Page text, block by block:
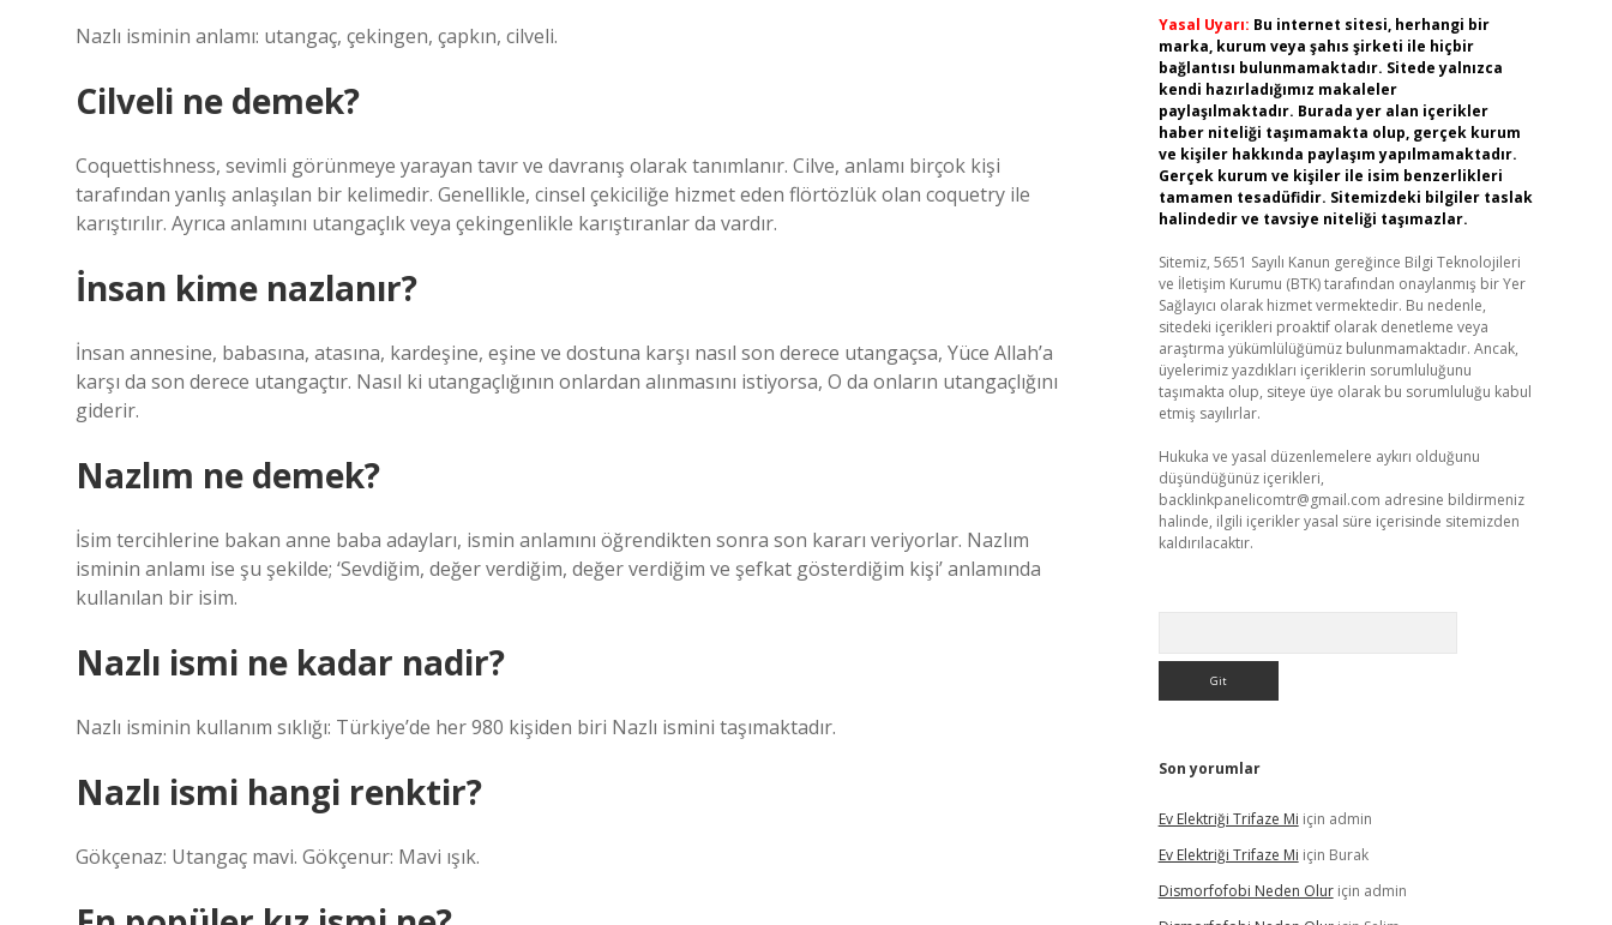
Nazlı isminin anlamı: utangaç, çekingen, çapkın, cilveli.
Cilveli ne demek?
Coquettishness, sevimli görünmeye yarayan tavır ve davranış olarak tanımlanır. Cilve, anlamı birçok kişi
tarafından yanlış anlaşılan bir kelimedir. Genellikle, cinsel çekiciliğe hizmet eden flörtözlük olan coquetry ile
karıştırılır. Ayrıca anlamını utangaçlık veya çekingenlikle karıştıranlar da vardır.
İnsan kime nazlanır?
İnsan annesine, babasına, atasına, kardeşine, eşine ve dostuna karşı nasıl son derece utangaçsa, Yüce Allah’a
karşı da son derece utangaçtır. Nasıl ki utangaçlığının onlardan alınmasını istiyorsa, O da onların utangaçlığını
giderir.
Nazlım ne demek?
İsim tercihlerine bakan anne baba adayları, ismin anlamını öğrendikten sonra son kararı veriyorlar. Nazlım
isminin anlamı ise şu şekilde; ‘Sevdiğim, değer verdiğim, değer verdiğim ve şefkat gösterdiğim kişi’ anlamında
kullanılan bir isim.
Nazlı ismi ne kadar nadir?
Nazlı isminin kullanım sıklığı: Türkiye’de her 980 kişiden biri Nazlı ismini taşımaktadır.
Nazlı ismi hangi renktir?
Gökçenaz: Utangaç mavi. Gökçenur: Mavi ışık.
Yasal Uyarı: Bu internet sitesi, herhangi bir
marka, kurum veya şahıs şirketi ile hiçbir
bağlantısı bulunmamaktadır. Sitede yalnızca
kendi hazırladığımız makaleler
paylaşılmaktadır. Burada yer alan içerikler
haber niteliği taşımamakta olup, gerçek kurum
ve kişiler hakkında paylaşım yapılmamaktadır.
Gerçek kurum ve kişiler ile isim benzerlikleri
tamamen tesadüfidir. Sitemizdeki bilgiler taslak
halindedir ve tavsiye niteliği taşımazlar.
Sitemiz, 5651 Sayılı Kanun gereğince Bilgi Teknolojileri
ve İletişim Kurumu (BTK) tarafından onaylanmış bir Yer
Sağlayıcı olarak hizmet vermektedir. Bu nedenle,
sitedeki içerikleri proaktif olarak denetleme veya
araştırma yükümlülüğümüz bulunmamaktadır. Ancak,
üyelerimiz yazdıkları içeriklerin sorumluluğunu
taşımakta olup, siteye üye olarak bu sorumluluğu kabul
etmiş sayılırlar.
Hukuka ve yasal düzenlemelere aykırı olduğunu
düşündüğünüz içerikleri,
backlinkpanelicomtr@gmail.com adresine bildirmeniz
halinde, ilgili içerikler yasal süre içerisinde sitemizden
kaldırılacaktır.
Son yorumlar
Ev Elektriği Trifaze Mi için admin
Ev Elektriği Trifaze Mi için Burak
Dismorfofobi Neden Oluriçin admin